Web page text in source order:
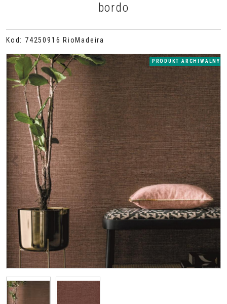
bordo
Kod : 74250916 RioMadeira
< >
PRODUKT ARCHIWALNY